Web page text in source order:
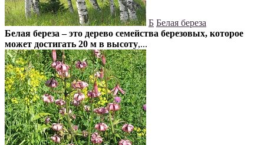
Б Белая береза
Белая береза – это дерево семейства березовых, которое
может достигать 20 м в высоту,...